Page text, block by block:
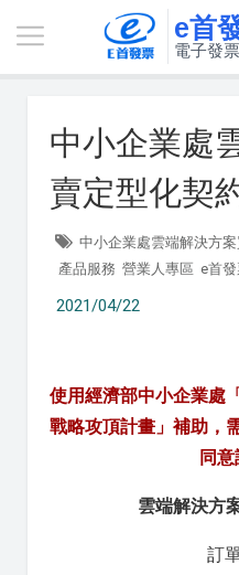
e首
電子發
中小企業處
賣定型化契
中小企業處雲端解決方
產品服務 營業人專區 e首
2021/04/22
使用經濟部中小企業處
戰略攻頂計畫」補助，
同意
雲端解決方
訂